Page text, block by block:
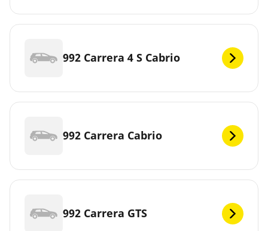
992 Carrera 4 S Cabrio
992 Carrera Cabrio
992 Carrera GTS